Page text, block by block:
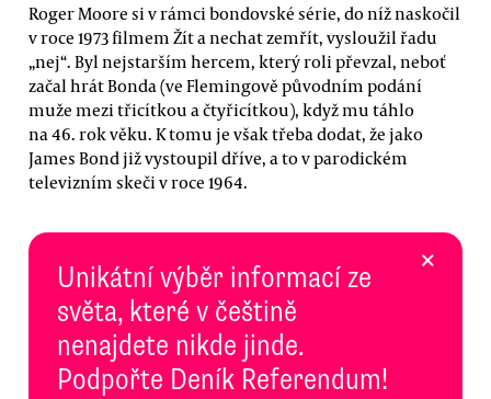
Roger Moore si v rámci bondovské série, do níž naskočil
v roce 1973 filmem Žít a nechat zemřít, vysloužil řadu
„nej“. Byl nejstarším hercem, který roli převzal, neboť
začal hrát Bonda (ve Flemingově původním podání
muže mezi třicítkou a čtyřicítkou), když mu táhlo
na 46. rok věku. K tomu je však třeba dodat, že jako
James Bond již vystoupil dříve, a to v parodickém
televizním skeči v roce 1964.
Unikátní výběr informací ze
světa, které v češtině
nenajdete nikde jinde.
Podpořte Deník Referendum!
×